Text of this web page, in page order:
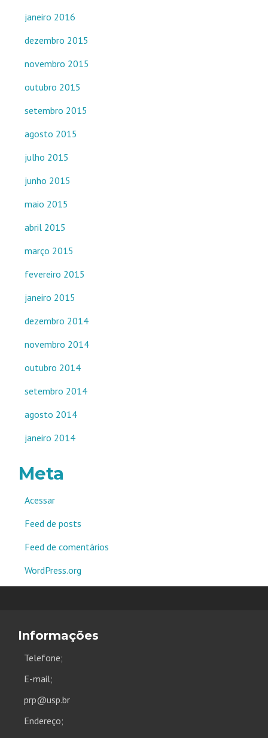
janeiro 2016
dezembro 2015
novembro 2015
outubro 2015
setembro 2015
agosto 2015
julho 2015
junho 2015
maio 2015
abril 2015
março 2015
fevereiro 2015
janeiro 2015
dezembro 2014
novembro 2014
outubro 2014
setembro 2014
agosto 2014
janeiro 2014
Meta
Acessar
Feed de posts
Feed de comentários
WordPress.org
Informações
Telefone;
E-mail;
prp@usp.br
Endereço;